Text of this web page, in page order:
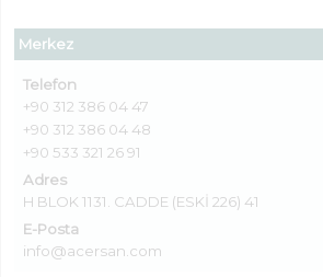
Merkez
Telefon
+90 312 386 04 47
+90 312 386 04 48
+90 533 321 26 91
Adres
H BLOK 1131. CADDE (ESKİ 226) 41
E-Posta
info@acersan.com